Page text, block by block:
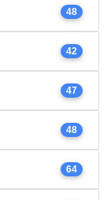
48
42
47
48
64